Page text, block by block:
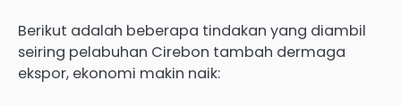
Berikut adalah beberapa tindakan yang diambil
seiring pelabuhan Cirebon tambah dermaga
ekspor, ekonomi makin naik: